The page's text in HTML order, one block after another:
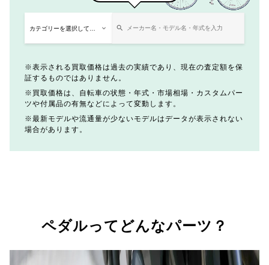
表示される買取価格は過去の実績であり、現在の査定額を保
証するものではありません。
買取価格は、自転車の状態・年式・市場相場・カスタムパー
ツや付属品の有無などによって変動します。
最新モデルや流通量が少ないモデルはデータが表示されない
場合があります。
ペダルってどんなパーツ？